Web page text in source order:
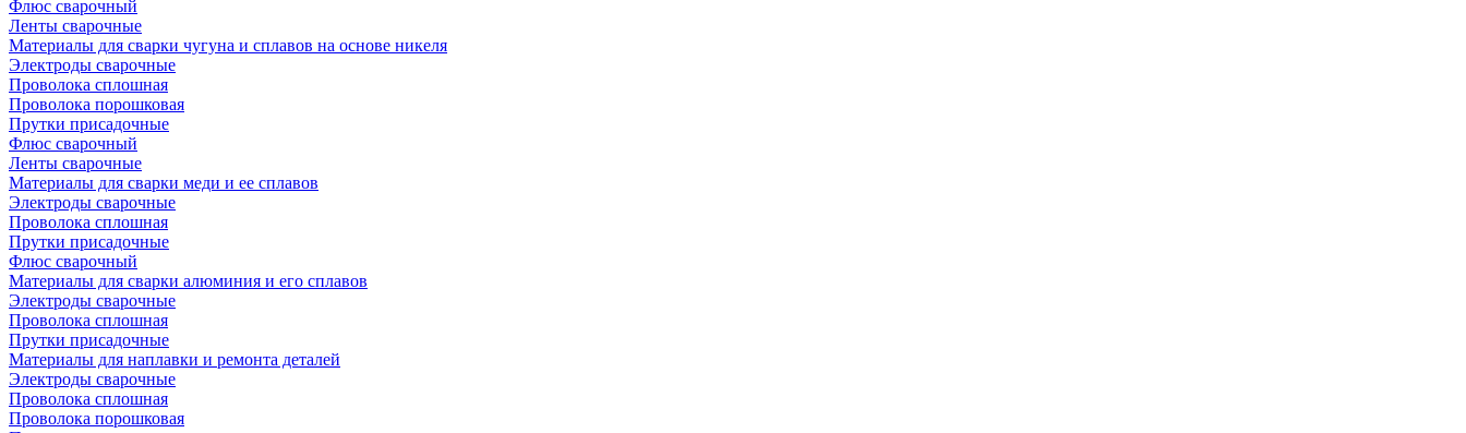
Флюс сварочный
Ленты сварочные
Материалы для сварки чугуна и сплавов на основе никеля
Электроды сварочные
Проволока сплошная
Проволока порошковая
Прутки присадочные
Флюс сварочный
Ленты сварочные
Материалы для сварки меди и ее сплавов
Электроды сварочные
Проволока сплошная
Прутки присадочные
Флюс сварочный
Материалы для сварки алюминия и его сплавов
Электроды сварочные
Проволока сплошная
Прутки присадочные
Материалы для наплавки и ремонта деталей
Электроды сварочные
Проволока сплошная
Проволока порошковая